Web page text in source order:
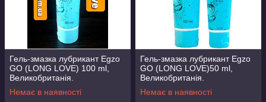
Гель-змазка лубрикант Egzo
GO (LONG LOVE) 100 ml,
Великобританія.
Немає в наявності
Гель-змазка лубрикант Egzo
GO (LONG LOVE)50 ml,
Великобританія.
Немає в наявності